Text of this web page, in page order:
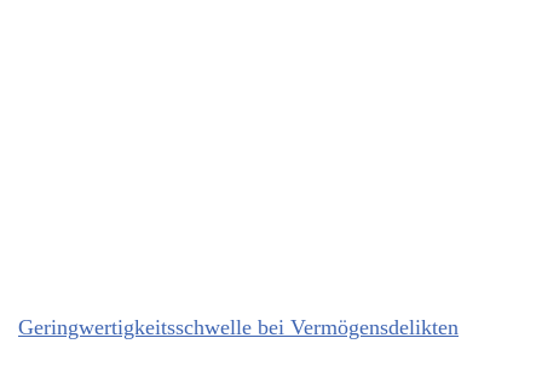
Geringwertigkeitsschwelle bei Vermögensdelikten